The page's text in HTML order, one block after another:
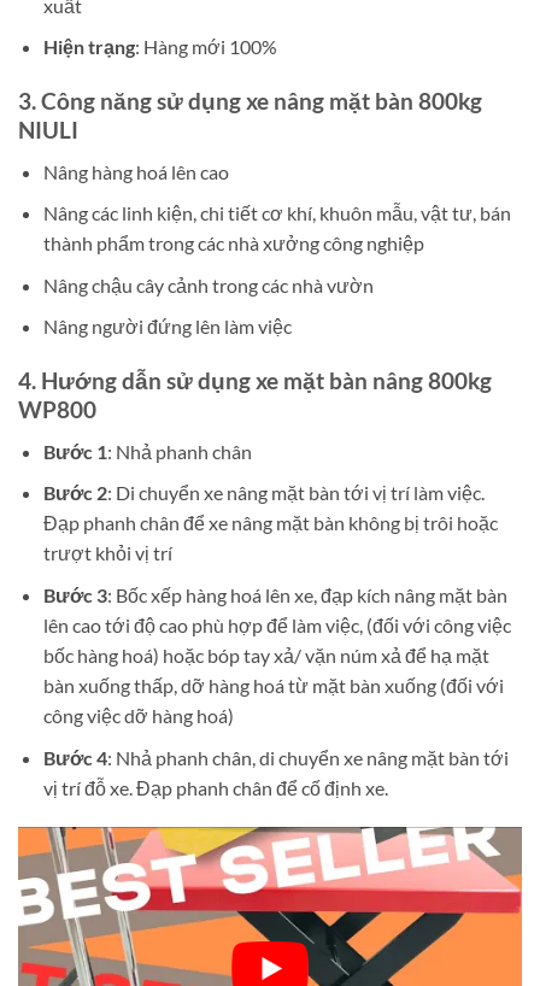
xuất
Hiện trạng: Hàng mới 100%
3. Công năng sử dụng xe nâng mặt bàn 800kg
NIULI
Nâng hàng hoá lên cao
Nâng các linh kiện, chi tiết cơ khí, khuôn mẫu, vật tư, bán
thành phẩm trong các nhà xưởng công nghiệp
Nâng chậu cây cảnh trong các nhà vườn
Nâng người đứng lên làm việc
4. Hướng dẫn sử dụng xe mặt bàn nâng 800kg
WP800
Bước 1: Nhả phanh chân
Bước 2: Di chuyển xe nâng mặt bàn tới vị trí làm việc.
Đạp phanh chân để xe nâng mặt bàn không bị trôi hoặc
trượt khỏi vị trí
Bước 3: Bốc xếp hàng hoá lên xe, đạp kích nâng mặt bàn
lên cao tới độ cao phù hợp để làm việc, (đối với công việc
bốc hàng hoá) hoặc bóp tay xả/ vặn núm xả để hạ mặt
bàn xuống thấp, dỡ hàng hoá từ mặt bàn xuống (đối với
công việc dỡ hàng hoá)
Bước 4: Nhả phanh chân, di chuyển xe nâng mặt bàn tới
vị trí đỗ xe. Đạp phanh chân để cố định xe.